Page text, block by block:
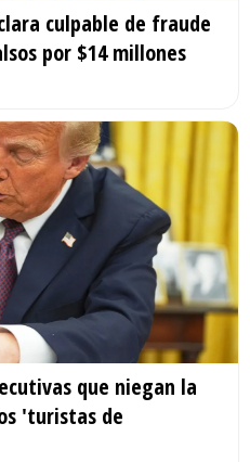
culpable de fraude
por $14 millones
que niegan la
'turistas de